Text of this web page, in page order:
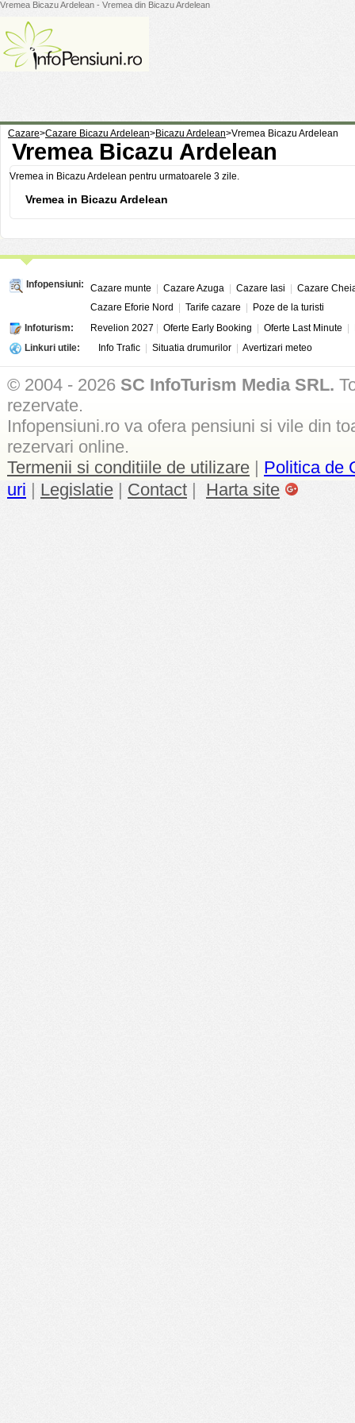
Vremea Bicazu Ardelean - Vremea din Bicazu Ardelean
Cazare>Cazare Bicazu Ardelean>Bicazu Ardelean>Vremea Bicazu Ardelean
Vremea Bicazu Ardelean
Vremea in Bicazu Ardelean pentru urmatoarele 3 zile.
Vremea in Bicazu Ardelean
Infopensiuni: Cazare munte Cazare Azuga Cazare Iasi
Cazare
Cazare Eforie Nord
Tarife cazare
Poze de la turisti
Infoturism:
Revelion 2027 Oferte Early Booking Oferte Last Minute
Linkuri utile:
Info Trafic Situatia drumurilor Avertizari meteo
© 2004 - 2026 SC InfoTurism Media SRL.
rezervate.
Infopensiuni.ro va ofera pensiuni si vile din
rezervari online.
Termenii si conditiile de utilizare | Politica de
uri | Legislatie | Contact | Harta site